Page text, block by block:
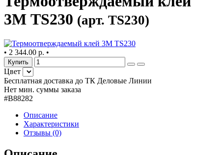
3М TS230 (арт. TS230)
• 2 344.00 р. •
Купить
Цвет
Бесплатная доставка до ТК Деловые Линии
Нет мин. суммы заказа
#B88282
Описание
Характеристики
Отзывы (0)